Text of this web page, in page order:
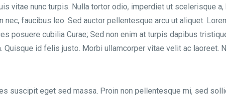
vitae nunc turpis. Nulla tortor odio, imperdiet ut scelerisque
faucibus leo. Sed auctor pellentesque arcu ut aliquet.
posuere cubilia Curae; Sed non enim at turpis dapibus
Quisque id felis justo. Morbi ullamcorper vitae velit ac
suscipit eget sed massa. Proin non pellentesque mi, sed